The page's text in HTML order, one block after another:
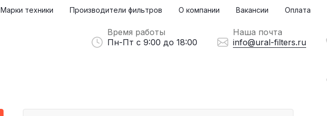
Марки техники Производители фильтров О компании Вакансии Оплата
Время работы
Пн-Пт с 9:00 до 18:00
Наша почта
info@ural-filters.ru